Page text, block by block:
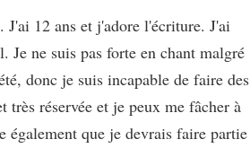
12 ans et j'adore l'écriture. J'ai
Je ne suis pas forte en chant malgré
donc je suis incapable de faire des
réservée et je peux me fâcher à
également que je devrais faire partie